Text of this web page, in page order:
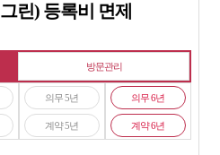
린) 등록비 면제
방문관리
의무 5년
계약 5년
의무 6년
계약 6년